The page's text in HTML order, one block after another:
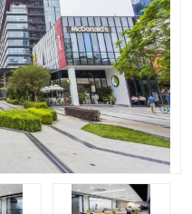
宝安中心区
福田车公庙
南山南油
罗湖区
西乡